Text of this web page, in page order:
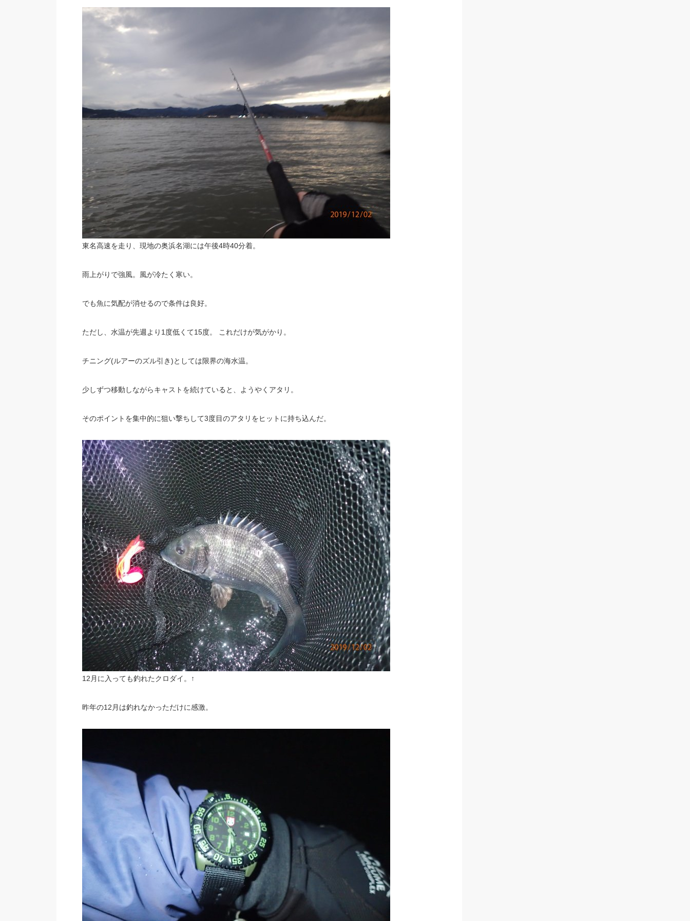
東名高速を走り、現地の奥浜名湖には午後4時40分着。
雨上がりで強風。風が冷たく寒い。
でも魚に気配が消せるので条件は良好。
ただし、水温が先週より1度低くて15度。 これだけが気がかり。
チニング(ルアーのズル引き)としては限界の海水温。
少しずつ移動しながらキャストを続けていると、ようやくアタリ。
そのポイントを集中的に狙い撃ちして3度目のアタリをヒットに持ち込んだ。
12月に入っても釣れたクロダイ。↑
昨年の12月は釣れなかっただけに感激。